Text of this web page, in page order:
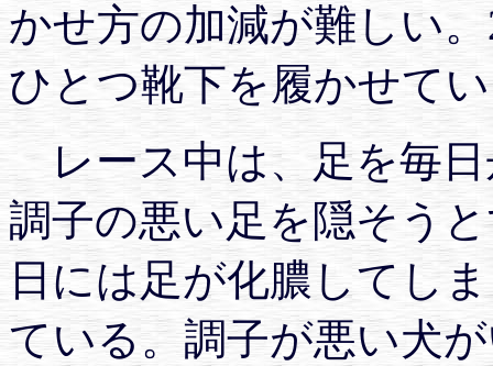
かせ方の加減が難しい
ひとつ靴下を履かせて
レース中は、足を毎
調子の悪い足を隠そう
日には足が化膿してし
ている。調子が悪い犬